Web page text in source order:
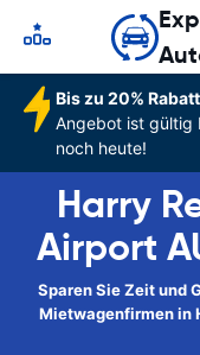
Bis zu 20%
Angebot ist gültig
noch heute!
Harry
Airport
Sparen Sie Zeit und
Mietwagenfirmen in